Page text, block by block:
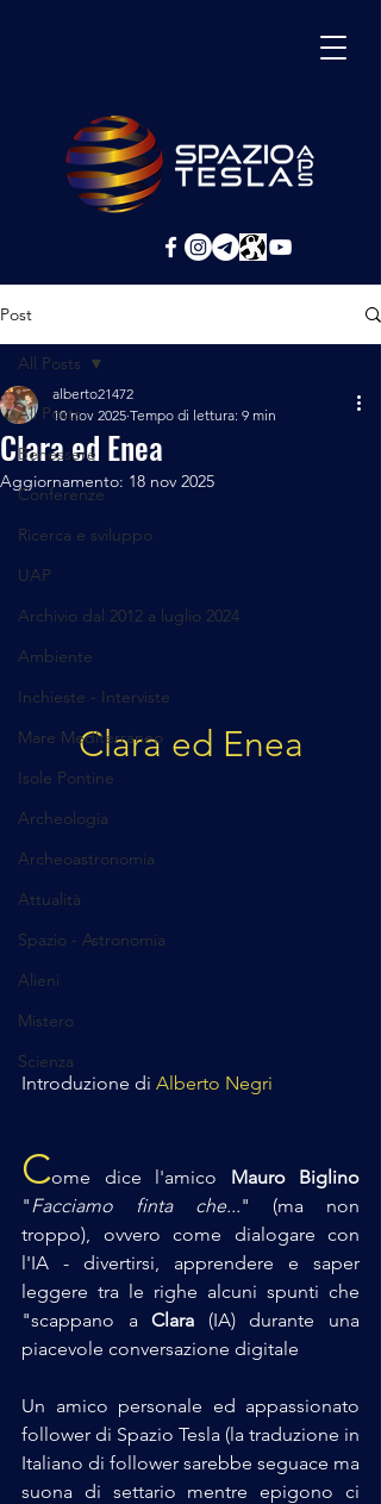
Post
All Posts
Benessere
Conferenze
Ricerca e sviluppo
UAP
Archivio dal 2012 a luglio 2024
Ambiente
Inchieste - Interviste
Mare Mediterraneo
Isole Pontine
Archeologia
Archeoastronomia
Attualità
Spazio - Astronomia
Alieni
Mistero
Scienza
All Posts
Clara ed Enea
alberto21472
10 nov 2025 Tempo di lettura: 9 min
Aggiornamento: 18 nov 2025
Clara ed Enea
Introduzione di Alberto Negri
Come dice l'amico Mauro Biglino
" Facciamo finta che..." (ma non
troppo), ovvero come dialogare con
l'IA - divertirsi, apprendere e saper
leggere tra le righe alcuni spunti che
"scappano a Clara (IA) durante una
piacevole conversazione digitale
Un amico personale ed appassionato
follower di Spazio Tesla (la traduzione in
Italiano di follower sarebbe seguace ma
suona di settario mentre epigono ci